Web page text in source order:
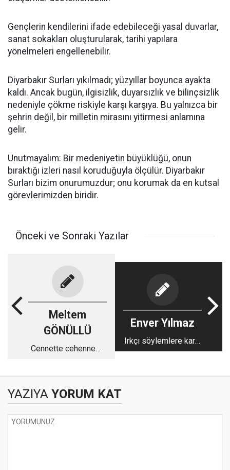
Gençlerin kendilerini ifade edebileceği yasal duvarlar,
sanat sokakları oluşturularak, tarihi yapılara
yönelmeleri engellenebilir.
Diyarbakır Surları yıkılmadı; yüzyıllar boyunca ayakta
kaldı. Ancak bugün, ilgisizlik, duyarsızlık ve bilinçsizlik
nedeniyle çökme riskiyle karşı karşıya. Bu yalnızca bir
şehrin değil, bir milletin mirasını yitirmesi anlamına
gelir.
Unutmayalım: Bir medeniyetin büyüklüğü, onun
bıraktığı izleri nasıl koruduğuyla ölçülür. Diyarbakır
Surları bizim onurumuzdur; onu korumak da en kutsal
görevlerimizden biridir.
Önceki ve Sonraki Yazılar
Meltem
GÖNÜLLÜ
Cennette cehennemi
Enver Yılmaz
Irkçı söylemlere karşı
GGC'den tarihi karar
YAZIYA YORUM KAT